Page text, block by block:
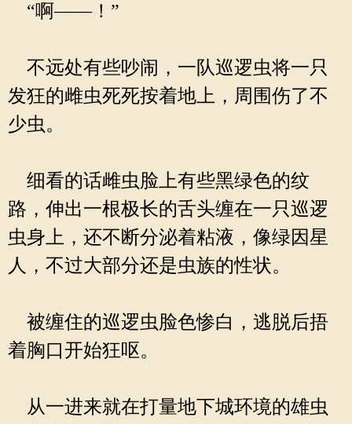
“啊——！”
不远处有些吵闹，一队巡逻虫将一只
发狂的雌虫死死按着地上，周围伤了不
少虫。
细看的话雌虫脸上有些黑绿色的纹
路，伸出一根极长的舌头缠在一只巡逻
虫身上，还不断分泌着粘液，像绿因星
人，不过大部分还是虫族的性状。
被缠住的巡逻虫脸色惨白，逃脱后捂
着胸口开始狂呕。
从一进来就在打量地下城环境的雄虫